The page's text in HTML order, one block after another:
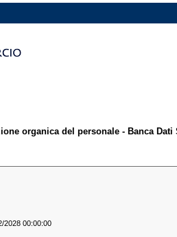
organica del personale - Banca Dati
2028 00:00:00